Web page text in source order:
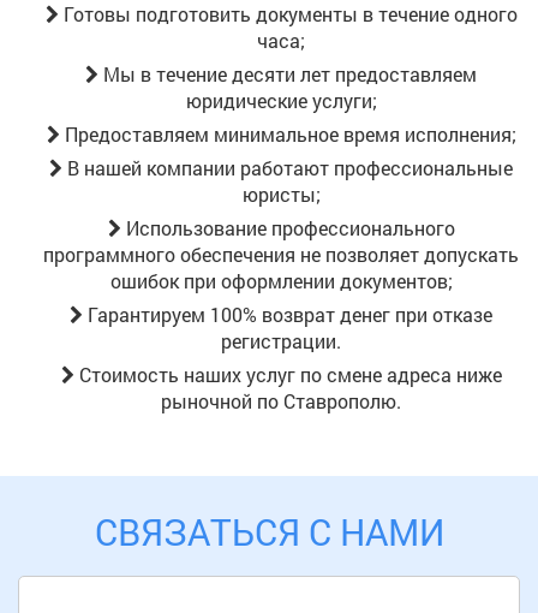
Готовы подготовить документы в течение одного
часа;
Мы в течение десяти лет предоставляем
юридические услуги;
Предоставляем минимальное время исполнения;
В нашей компании работают профессиональные
юристы;
Использование профессионального
программного обеспечения не позволяет допускать
ошибок при оформлении документов;
Гарантируем 100% возврат денег при отказе
регистрации.
Стоимость наших услуг по смене адреса ниже
рыночной по Ставрополю.
СВЯЗАТЬСЯ С НАМИ